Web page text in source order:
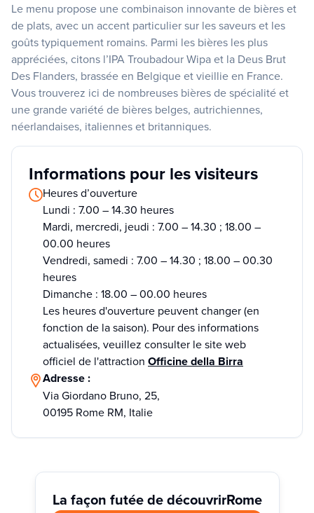
Le menu propose une combinaison innovante de bières et
de plats, avec un accent particulier sur les saveurs et les
goûts typiquement romains. Parmi les bières les plus
appréciées, citons l’IPA Troubadour Wipa et la Deus Brut
Des Flanders, brassée en Belgique et vieillie en France.
Vous trouverez ici de nombreuses bières de spécialité et
une grande variété de bières belges, autrichiennes,
néerlandaises, italiennes et britanniques.
Informations pour les visiteurs
Heures d’ouverture
Lundi : 7.00 – 14.30 heures
Mardi, mercredi, jeudi : 7.00 – 14.30 ; 18.00 –
00.00 heures
Vendredi, samedi : 7.00 – 14.30 ; 18.00 – 00.30
heures
Dimanche : 18.00 – 00.00 heures
Les heures d'ouverture peuvent changer (en
fonction de la saison). Pour des informations
actualisées, veuillez consulter le site web
officiel de l'attraction Officine della Birra
Adresse :
Via Giordano Bruno, 25,
00195 Rome RM, Italie
La façon futée de découvrirRome